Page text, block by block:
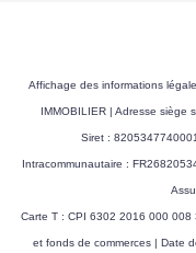
Affichage des informations
IMMOBILIER | Adresse siège
Siret :
Intracommunautaire :
Carte T : CPI 6302 2016 000 008
et fonds de commerces | Date